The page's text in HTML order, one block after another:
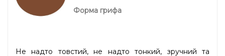
Форма грифа
Не надто товстий, не надто тонкий, зручний та